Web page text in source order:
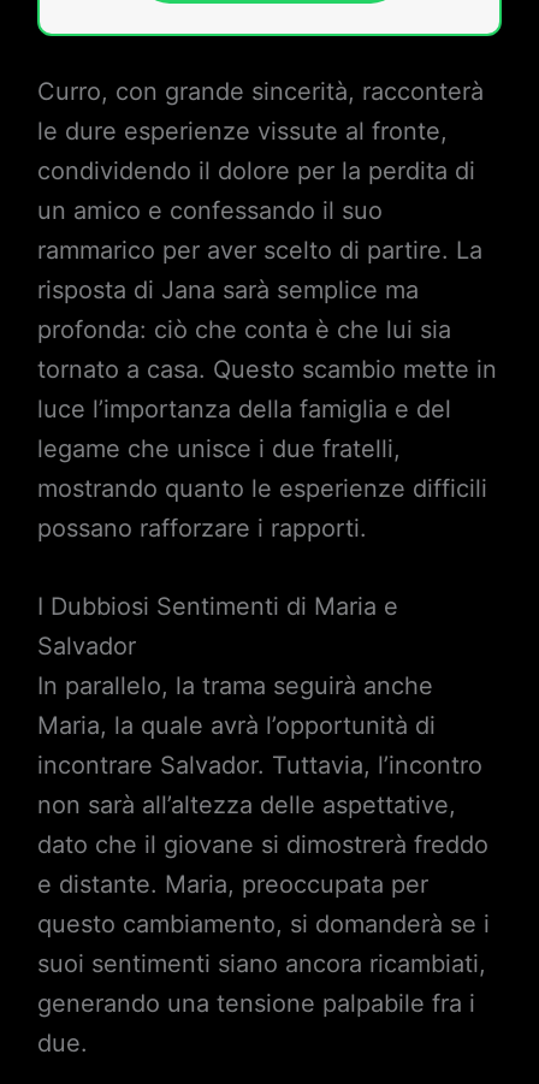
Curro, con grande sincerità, racconterà
le dure esperienze vissute al fronte,
condividendo il dolore per la perdita di
un amico e confessando il suo
rammarico per aver scelto di partire. La
risposta di Jana sarà semplice ma
profonda: ciò che conta è che lui sia
tornato a casa. Questo scambio mette in
luce l’importanza della famiglia e del
legame che unisce i due fratelli,
mostrando quanto le esperienze difficili
possano rafforzare i rapporti.
I Dubbiosi Sentimenti di Maria e
Salvador
In parallelo, la trama seguirà anche
Maria, la quale avrà l’opportunità di
incontrare Salvador. Tuttavia, l’incontro
non sarà all’altezza delle aspettative,
dato che il giovane si dimostrerà freddo
e distante. Maria, preoccupata per
questo cambiamento, si domanderà se i
suoi sentimenti siano ancora ricambiati,
generando una tensione palpabile fra i
due.